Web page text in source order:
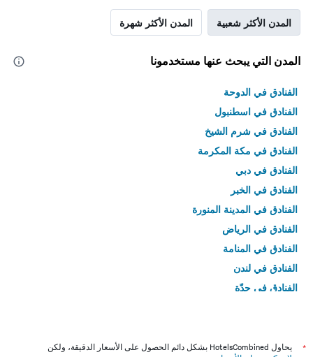
المدن الأكثر شعبية المدن الأكثر شهرة
المدن التي يبحث عنها مستخدمونا
الفنادق في الدوحة
الفنادق في اسطنبول
الفنادق في شرم الشيخ
الفنادق في مكة المكرمة
الفنادق في دبي
الفنادق في الخبر
الفنادق في المدينة المنورة
الفنادق في الرياض
الفنادق في المنامة
الفنادق في لندن
الفنادق في جدّة
*
يحاول HotelsCombined بشكل دائم الحصول على الأسعار الدقيقة، ولكن